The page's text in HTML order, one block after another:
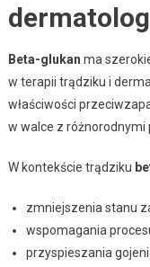
Beta-glukan ma
w terapii trądziku i
właściwości
w walce z
W kontekście trądziku
zmniejszenia stanu
wspomagania
przyspieszania